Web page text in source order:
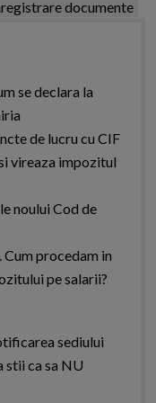
documente
se declara la
de lucru cu CIF
vireaza impozitul
noului Cod de
Cum procedam in
pe salarii?
sediului
stii ca sa NU